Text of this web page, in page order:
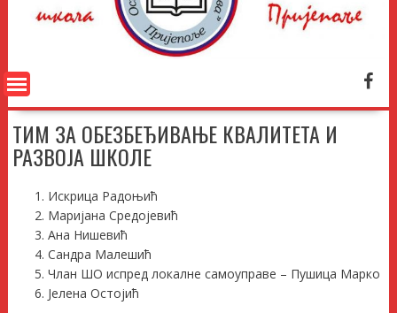
ТИМ ЗА ОБЕЗБЕЂИВАЊЕ КВАЛИТЕТА И
РАЗВОЈА ШКОЛЕ
Искрица Радоњић
Маријана Средојевић
Ана Нишевић
Сандра Малешић
Члан ШО испред локалне самоуправе – Пушица Марко
Јелена Остојић